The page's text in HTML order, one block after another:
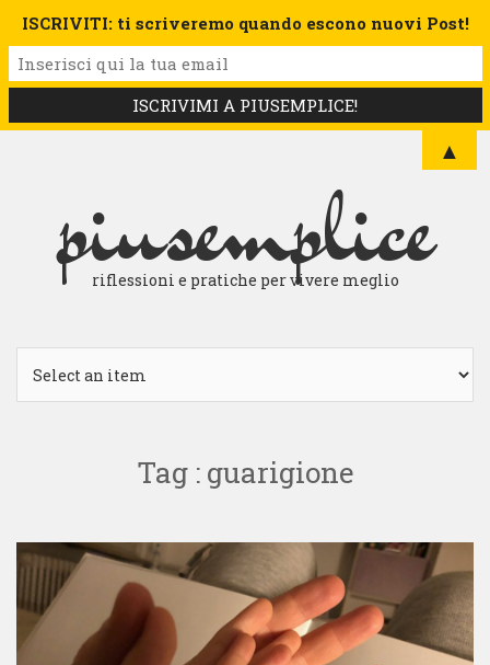
piusemplice
riflessioni e pratiche per vivere meglio
Tag : guarigione
ISCRIVITI: ti scriveremo quando escono nuovi Post!
▲